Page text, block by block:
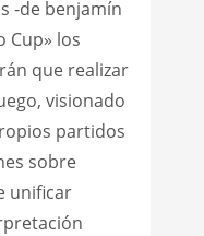
-de benjamín
Cup» los
que realizar
visionado
partidos
sobre
unificar